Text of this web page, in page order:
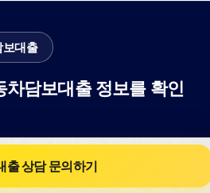
보대출
차담보대출 정보를 확인
출 관련 상담 정보, 차량 시세와 한도
할 수 있는 내용을 jiesuoji.org 안에
습니다. 본 사이트의 내용은 일반 정
출 상담 문의하기